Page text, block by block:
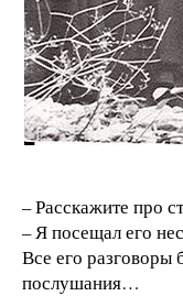
– Расскажите про
– Я посещал его
Все его разговоры
послушания…